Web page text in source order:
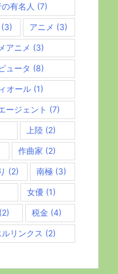
の有名人 (7)
(3) アニメ (3)
アニメ (3)
ュータ (8)
オール (1)
ージェント (7)
上陸 (2)
作曲家 (2)
(2) 南極 (3)
女優 (1)
(2) 税金 (4)
リンクス (2)